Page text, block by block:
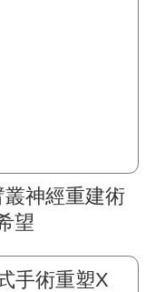
神經重建術
望